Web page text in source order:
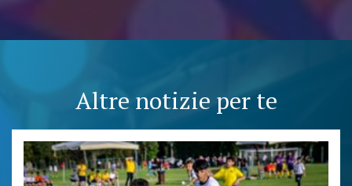
Altre notizie per te